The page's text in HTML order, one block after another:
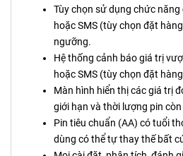
Tùy chọn sử dụng chức năng
hoặc SMS (tùy chọn đặt
ngưỡng.
Hệ thống cảnh báo giá trị
hoặc SMS (tùy chọn đặt
Màn hình hiển thị các giá trị
giới hạn và thời lượng pin
Pin tiêu chuẩn (AA) có tuổi
dùng có thể tự thay thế bất